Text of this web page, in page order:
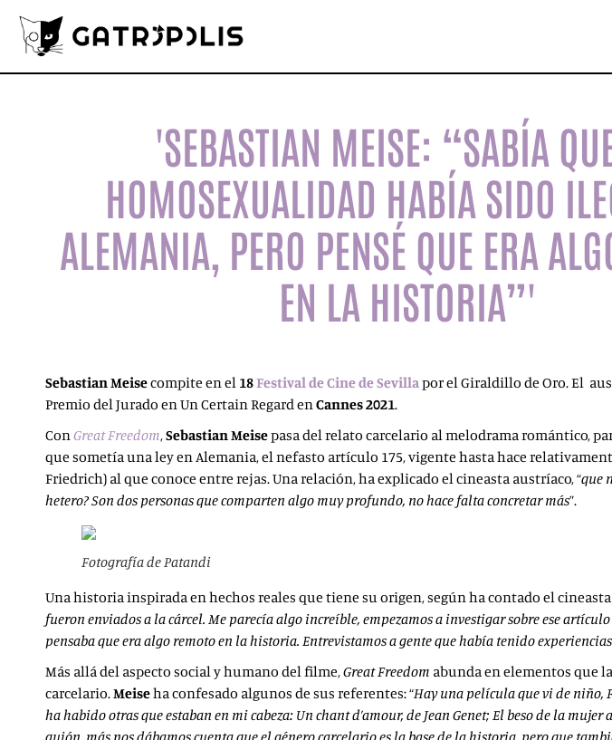
'SEBASTIAN MEISE: “SABÍA
HOMOSEXUALIDAD HABÍA SIDO
ALEMANIA, PERO PENSÉ QUE ERA
EN LA HISTORIA”'
Sebastian Meisecompite en el 18Festival de Cine de Sevillapor el Giraldillo de Oro. El
Premio del Jurado en Un Certain Regard enCannes 2021.
ConGreat Freedom,Sebastian Meisepasa del relato carcelario al melodrama romántico,
que sometía una ley en Alemania, el nefasto artículo 175, vigente hasta hace
Friedrich) al que conoce entre rejas. Una relación, ha explicado el cineasta austríaco, “que
hetero? Son dos personas que comparten algo muy profundo, no hace falta concretar más”.
Fotografía de Patandi
Una historia inspirada en hechos reales que tiene su origen, según ha contado el cineasta
fueron enviados a la cárcel. Me parecía algo increíble, empezamos a investigar sobre ese
pensaba que era algo remoto en la historia. Entrevistamos a gente que había tenido
Más allá del aspecto social y humano del filme,Great Freedom abunda en elementos que
carcelario.Meiseha confesado algunos de sus referentes: “Hay una película que vi de niño,
ha habido otras que estaban en mi cabeza: Un chant d’amour, de Jean Genet; El beso de la
guión, más nos dábamos cuenta que el género carcelario es la base de la historia, pero que